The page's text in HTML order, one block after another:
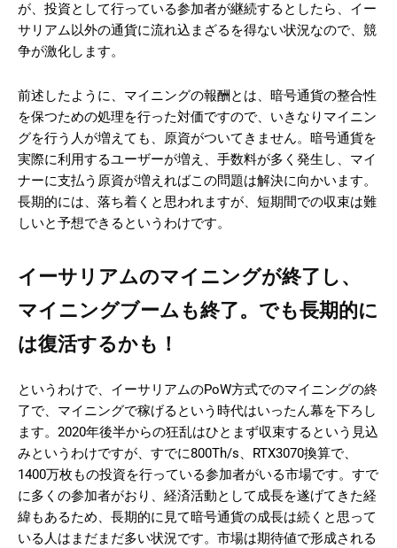
が、投資として行っている参加者が継続するとしたら、イー
サリアム以外の通貨に流れ込まざるを得ない状況なので、競
争が激化します。
前述したように、マイニングの報酬とは、暗号通貨の整合性
を保つための処理を行った対価ですので、いきなりマイニン
グを行う人が増えても、原資がついてきません。暗号通貨を
実際に利用するユーザーが増え、手数料が多く発生し、マイ
ナーに支払う原資が増えればこの問題は解決に向かいます。
長期的には、落ち着くと思われますが、短期間での収束は難
しいと予想できるというわけです。
イーサリアムのマイニングが終了し、
マイニングブームも終了。でも長期的に
は復活するかも！
というわけで、イーサリアムのPoW方式でのマイニングの終
了で、マイニングで稼げるという時代はいったん幕を下ろし
ます。2020年後半からの狂乱はひとまず収束するという見込
みというわけですが、すでに800Th/s、RTX3070換算で、
1400万枚もの投資を行っている参加者がいる市場です。すで
に多くの参加者がおり、経済活動として成長を遂げてきた経
緯もあるため、長期的に見て暗号通貨の成長は続くと思って
いる人はまだまだ多い状況です。市場は期待値で形成される